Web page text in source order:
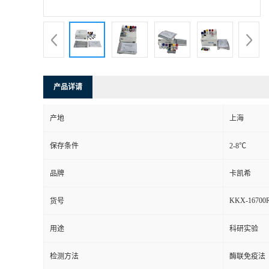
产品详请
产地 上海
保存条件 2-8℃
品牌 卡凯希
货号 KKX-
用途 科研实验
检测方法 酶联免疫法